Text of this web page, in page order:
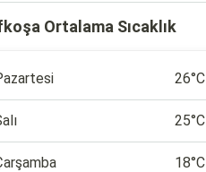
Ortalama Sıcaklık
26°C
25°C
18°C